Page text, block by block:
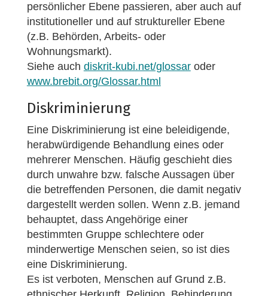
persönlicher Ebene passieren, aber auch auf
institutioneller und auf struktureller Ebene
(z.B. Behörden, Arbeits- oder
Wohnungsmarkt).
Siehe auch diskrit-kubi.net/glossaroder
www.brebit.org/Glossar.html
Diskriminierung
Eine Diskriminierung ist eine beleidigende,
herabwürdigende Behandlung eines oder
mehrerer Menschen. Häufig geschieht dies
durch unwahre bzw. falsche Aussagen über
die betreffenden Personen, die damit negativ
dargestellt werden sollen. Wenn z.B. jemand
behauptet, dass Angehörige einer
bestimmten Gruppe schlechtere oder
minderwertige Menschen seien, so ist dies
eine Diskriminierung.
Es ist verboten, Menschen auf Grund z.B.